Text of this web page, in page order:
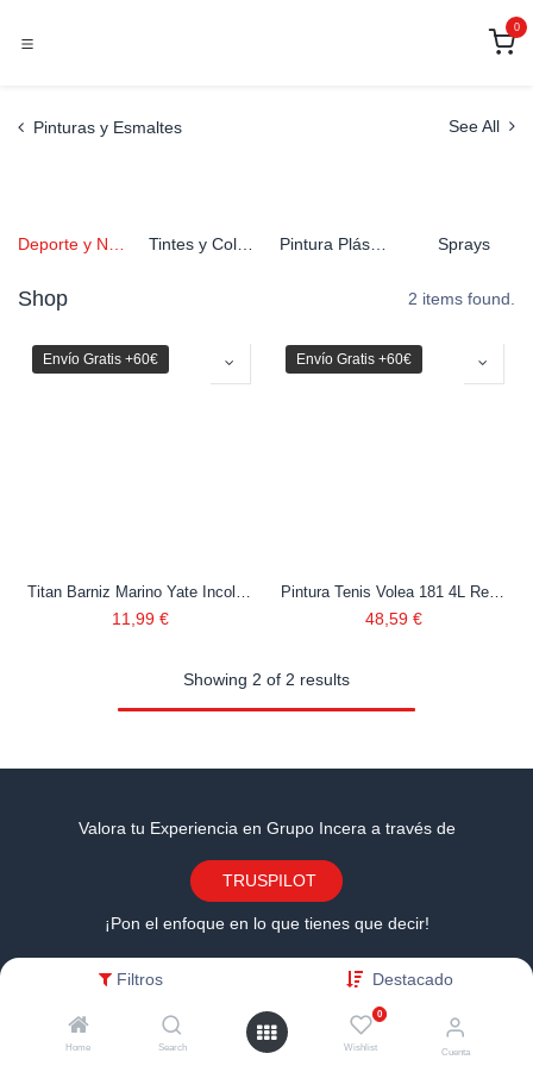
Filtros Destacado
Home Search
0
Wishlist Cuenta
0
Pinturas y Esmaltes See All
Deporte y Naútica Tintes y Colorantes Pintura Plástica Sprays
Shop 2 items found.
Envío Gratis +60€
Titan Barniz Marino Yate Incoloro 045 375 ml
11,99€
Envío Gratis +60€
Pintura Tenis Volea 181 4L Ref: 181
48,59€
Showing 2 of 2 results
Valora tu Experiencia en Grupo Incera a través de
TRUSPILOT
¡Pon el enfoque en lo que tienes que decir!